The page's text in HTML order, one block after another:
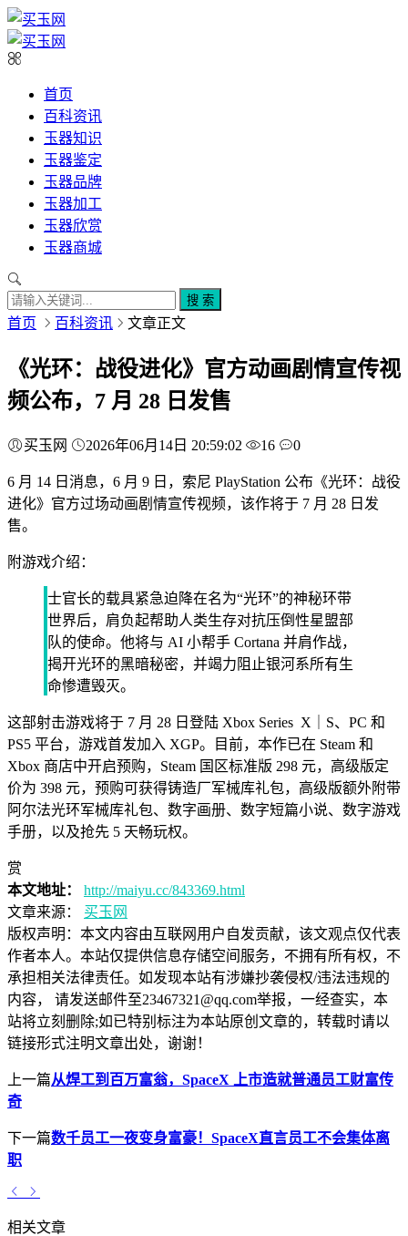
首页
百科资讯
玉器知识
玉器鉴定
玉器品牌
玉器加工
玉器欣赏
玉器商城
搜 索
首页 百科资讯 文章正文
《光环：战役进化》官方动画剧情宣传视
频公布，7 月 28 日发售
买玉网 2026年06月14日 20:59:02 16 0
6 月 14 日消息，6 月 9 日，索尼 PlayStation 公布《光环：战役
进化》官方过场动画剧情宣传视频，该作将于 7 月 28 日发
售。
附游戏介绍：
士官长的载具紧急迫降在名为“光环”的神秘环带
世界后，肩负起帮助人类生存对抗压倒性星盟部
队的使命。他将与 AI 小帮手 Cortana 并肩作战，
揭开光环的黑暗秘密，并竭力阻止银河系所有生
命惨遭毁灭。
这部射击游戏将于 7 月 28 日登陆 Xbox Series X｜S、PC 和
PS5 平台，游戏首发加入 XGP。目前，本作已在 Steam 和
Xbox 商店中开启预购，Steam 国区标准版 298 元，高级版定
价为 398 元，预购可获得铸造厂军械库礼包，高级版额外附带
阿尔法光环军械库礼包、数字画册、数字短篇小说、数字游戏
手册，以及抢先 5 天畅玩权。
赏
本文地址：
http://maiyu.cc/843369.html
文章来源：
买玉网
版权声明： 本文内容由互联网用户自发贡献，该文观点仅代表
作者本人。本站仅提供信息存储空间服务，不拥有所有权，不
承担相关法律责任。如发现本站有涉嫌抄袭侵权/违法违规的
内容， 请发送邮件至23467321@qq.com举报，一经查实，本
站将立刻删除;如已特别标注为本站原创文章的，转载时请以
链接形式注明文章出处，谢谢！
上一篇从焊工到百万富翁，SpaceX 上市造就普通员工财富传
奇
下一篇数千员工一夜变身富豪！SpaceX直言员工不会集体离
职
相关文章